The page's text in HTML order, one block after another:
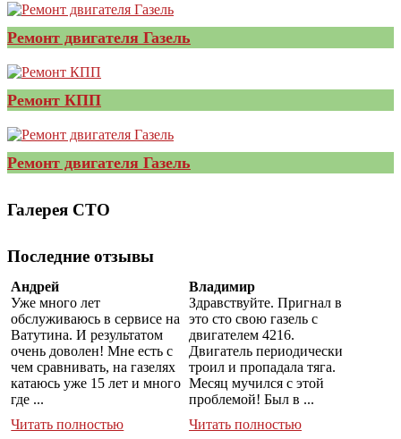
Ремонт двигателя Газель
Ремонт КПП
Ремонт двигателя Газель
Галерея СТО
Последние отзывы
Андрей
Уже много лет
обслуживаюсь в сервисе на
Ватутина. И результатом
очень доволен! Мне есть с
чем сравнивать, на газелях
катаюсь уже 15 лет и много
где ...
Читать полностью
Владимир
Здравствуйте. Пригнал в
это сто свою газель с
двигателем 4216.
Двигатель периодически
троил и пропадала тяга.
Месяц мучился с этой
проблемой! Был в ...
Читать полностью